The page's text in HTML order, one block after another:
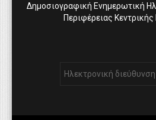
Δημοσιογραφική Ενημερωτική
Περιφέρειας